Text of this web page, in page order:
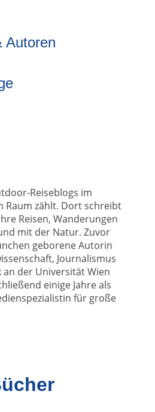
Autoren
ist Chef-Abenteurerin des
Reiseblogs im
Raum zählt. Dort schreibt
Reisen, Wanderungen
mit der Natur. Zuvor
geborene Autorin
Journalismus
an der Universität Wien
einige Jahre als
für große